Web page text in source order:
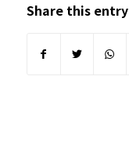
Share this entry